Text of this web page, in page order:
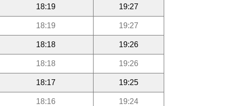
18:19 19:27
18:19 19:27
18:18 19:26
18:18 19:26
18:17 19:25
18:16 19:24